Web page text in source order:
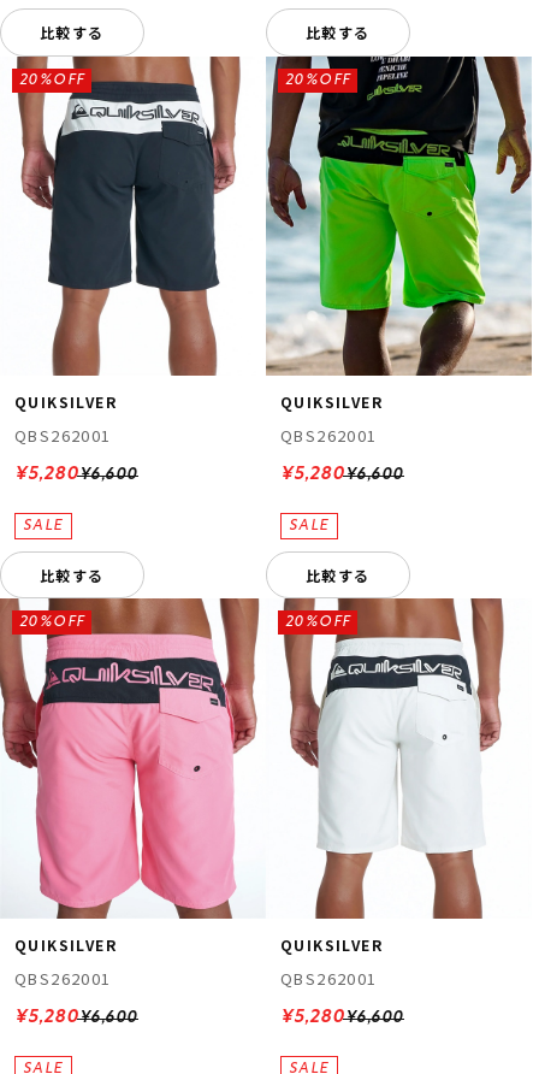
比較する 比較する
QUIKSILVER
QBS262001
¥6,600
20%OFF
¥5,280
比較する
QUIKSILVER
QBS262001
¥6,600
20%OFF
¥5,280
比較する
QUIKSILVER
QBS262001
¥6,600
20%OFF
¥5,280
QUIKSILVER
QBS262001
¥6,600
20%OFF
¥5,280